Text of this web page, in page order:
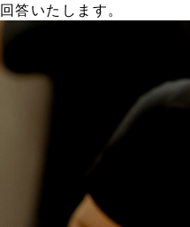
回答いたします。